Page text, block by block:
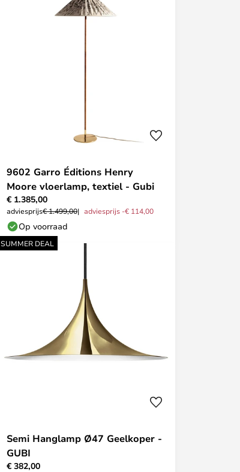
9602 Garro Éditions Henry
Moore vloerlamp, textiel - Gubi
€ 1.385,00
adviesprijs€ 1.499,00 adviesprijs -€ 114,00
Op voorraad
SUMMER DEAL
Semi Hanglamp Ø47 Geelkoper -
GUBI
€ 382,00